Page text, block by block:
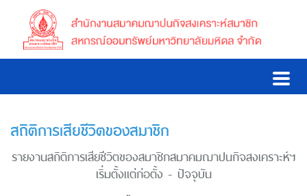
สถิติการเสียชีวิตของสมาชิก
รายงานสถิติการเสียชีวิตของสมาชิกสมาคมฌาปนกิจสงเคราะห์ฯ
เริ่มตั้งแต่ก่อตั้ง - ปัจจุบัน